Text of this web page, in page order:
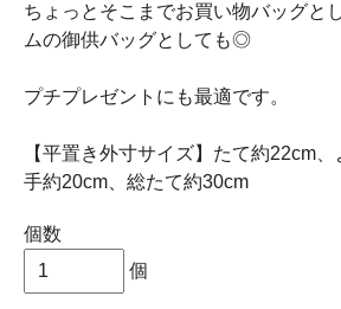
ちょっとそこまでお買い物バッグと
ムの御供バッグとしても◎
プチプレゼントにも最適です。
【平置き外寸サイズ】たて約22cm
手約20cm、総たて約30cm
個数
個